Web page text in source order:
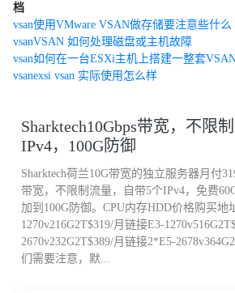
见证在 VSAN 数据存储上占用大约 2 MB 的
注意 ：要使某个对象在 VSAN 中可访问，则
分必须可供访问。
默认存储策略Witness部署逻辑: 允许的故障
Part 21 – What is a witness? 给了一个简单的例
我们以 VSAN 数据存储上部署的一个简单
即使我们没有创建策略，而是使用了默认策
部署的这台虚拟机的磁盘 ( VMDK ) 也会获
档
vsan使用VMware VSAN做存储要注意些什么
vsanVSAN 如何处理磁盘或主机故障
vsan如何在一台ESXi主机上搭建一整套
vsanexsi vsan 实际使用怎么样
Sharktech10Gbps带宽，不限
IPv4，100G防御
Sharktech荷兰10G带宽的独立服务器月付
带宽，不限制流量，自带5个IPv4，免费
加到100G防御。CPU内存HDD价格购买地
1270v216G2T$319/月链接E3-
2670v232G2T$389/月链接2*E5-
们需要注意，默...